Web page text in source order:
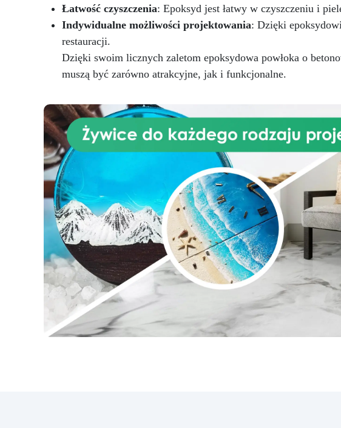
godzinach,
odświeżyć twoje
powierzchnie z
opakowaniem
pokryć ok. 18 m².
zmienić kolor
dodać 3-5%
w proszku,
każdym sklepie z
sekcji
Resinpro.pl
składnik A (4 kg)
kg) Po
warstwę
pokrywa
chroniąc je
przywracając
spełnia
europejskiej
standardu
zastosowań
odnawiająca i
Łatwość czyszczenia: Epoksyd jest łatwy w czyszczeniu i
Indywidualne możliwości projektowania: Dzięki
restauracji.
Dzięki swoim licznych zaletom epoksydowa powłoka o
muszą być zarówno atrakcyjne, jak i funkcjonalne.